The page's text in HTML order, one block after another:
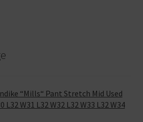
“Mills“ Pant Stretch Mid Used
L32 W31 L32 W32 L32 W33 L32 W34